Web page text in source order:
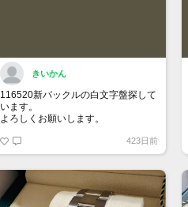
きいかん
116520新バックルの白文字盤探して
います。
よろしくお願いします。
423日前